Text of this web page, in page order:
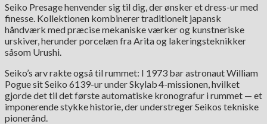
Seiko Presage henvender sig til dig, der ønsker et dress-ur med
finesse. Kollektionen kombinerer traditionelt japansk
håndværk med præcise mekaniske værker og kunstneriske
urskiver, herunder porcelæn fra Arita og lakeringsteknikker
såsom Urushi.
Seiko’s arv rakte også til rummet: I 1973 bar astronaut William
Pogue sit Seiko 6139-ur under Skylab 4-missionen, hvilket
gjorde det til det første automatiske kronografur i rummet — et
imponerende stykke historie, der understreger Seikos tekniske
pionerånd.